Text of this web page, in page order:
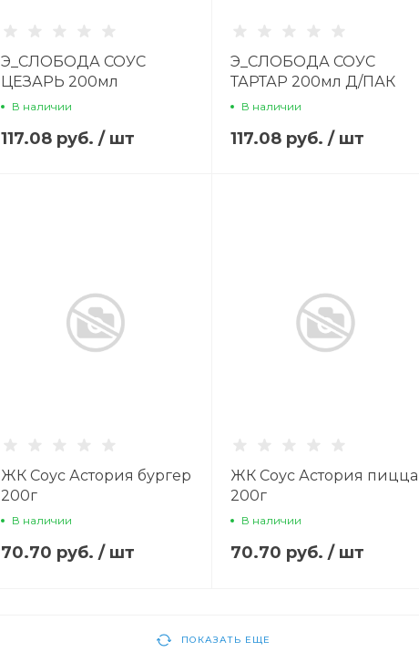
Э_СЛОБОДА СОУС
ЦЕЗАРЬ 200мл
В наличии
117.08 руб. / шт
Э_СЛОБОДА СОУС
ТАРТАР 200мл Д/ПАК
В наличии
117.08 руб. / шт
ЖК Соус Астория бургер
200г
В наличии
70.70 руб. / шт
ЖК Соус Астория пицца
200г
В наличии
70.70 руб. / шт
ПОКАЗАТЬ ЕЩЕ